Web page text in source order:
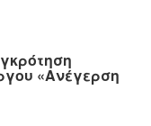
«Ανέγερση